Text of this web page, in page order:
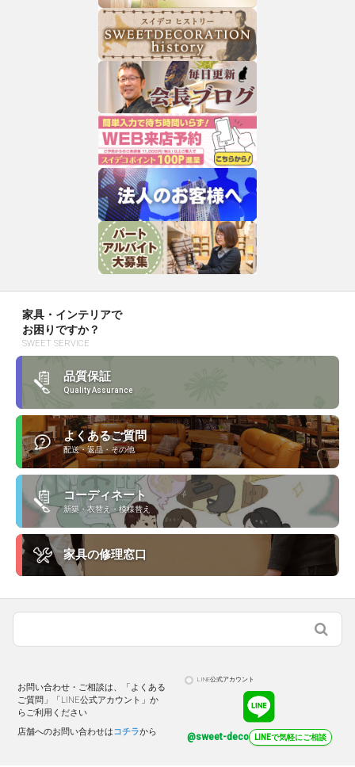
家具・インテリアで
お困りですか？
SWEET SERVICE
品質保証
Quality Assurance
よくあるご質問
配送・返品・その他
コーディネート
新築・衣替え・模様替え
家具の修理窓口
お問い合わせ・ご相談は、「よくある
ご質問」「LINE公式アカウント」か
らご利用ください
店舗へのお問い合わせはコチラから
LINE公式アカウント
@sweet-deco LINEで気軽にご相談